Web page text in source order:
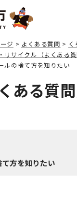
ジ > よくある質問 >
リサイクル（よくある質
ルの捨て方を知りたい
ある質問
方を知りたい